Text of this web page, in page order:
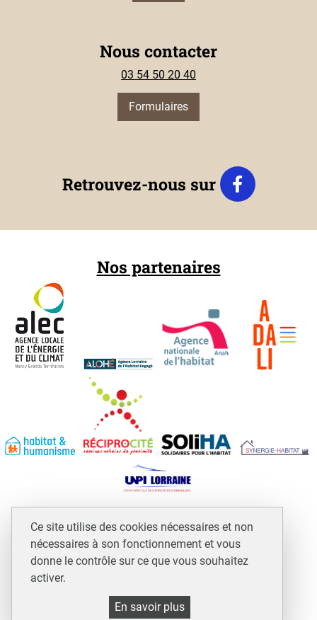
Ce site utilise des cookies nécessaires et non
nécessaires à son fonctionnement et vous
donne le contrôle sur ce que vous souhaitez
activer.
En savoir plus
Nous contacter
03 54 50 20 40
Formulaires
Retrouvez-nous sur
Nos partenaires
Espace professionnels et assimilés
Mentions légales
Plan du site
Politique de gestion des cookies et traceurs